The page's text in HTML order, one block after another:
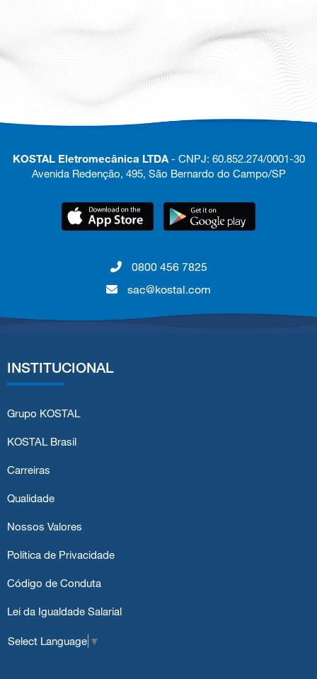
KOSTAL Eletromecânica LTDA- CNPJ: 60.852.274/0001-30
Avenida Redenção, 495, São Bernardo do Campo/SP
0800 456 7825
sac@kostal.com
INSTITUCIONAL
Grupo KOSTAL
KOSTAL Brasil
Carreiras
Qualidade
Nossos Valores
Política de Privacidade
Código de Conduta
Lei da Igualdade Salarial
Select Language ▼